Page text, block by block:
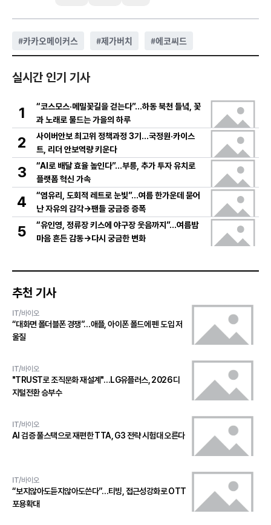
#카카오메이커스 #제가버치 #에코씨드
실시간 인기 기사
1
“코스모스·메밀꽃길을 걷는다”…하동 북천 들녘, 꽃
과 노래로 물드는 가을의 하루
2
사이버안보 최고위 정책과정 3기…국정원·카이스
트, 리더 안보역량 키운다
3
“AI로 배달 효율 높인다”…부릉, 추가 투자 유치로
플랫폼 혁신 가속
4
“염유리, 도회적 레트로 눈빛”…여름 한가운데 묻어
난 자유의 감각→팬들 궁금증 증폭
5
“유인영, 정류장 키스에 야구장 웃음까지”…여름밤
마음 흔든 감동→다시 궁금한 변화
추천 기사
IT/바이오
“대화면 폴더블폰 경쟁”…애플, 아이폰 폴드에 펜 도입 저
울질
IT/바이오
"TRUST로 조직문화 재설계"…LG유플러스, 2026 디
지털전환 승부수
IT/바이오
AI 검증 풀스택으로 재편한 TTA, G3 전략 시험대 오른다
IT/바이오
“보지않아도듣지않아도쓴다”…티빙, 접근성강화로 OTT
포용확대